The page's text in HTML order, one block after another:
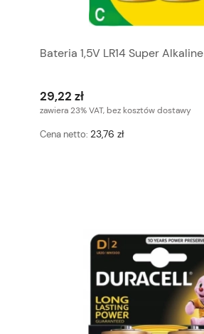
Bateria 1,5V LR14 Super
29,22 zł
zawiera 23% VAT, bez kosztów dostawy
Cena netto: 23,76 zł